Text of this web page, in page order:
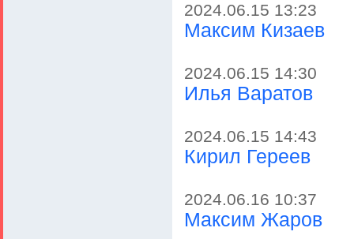
2024.06.15 13:23
Максим Кизаев
2024.06.15 14:30
Илья Варатов
2024.06.15 14:43
Кирил Гереев
2024.06.16 10:37
Максим Жаров